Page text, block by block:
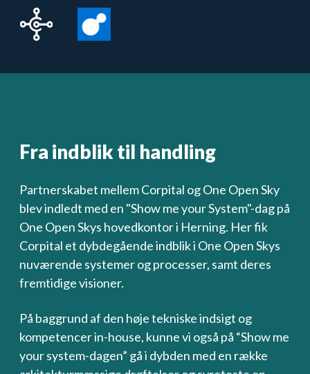
Fra indblik til handling
Partnerskabet mellem Corpital og One Open Sky
blev indledt med en "Show me your System"-dag på
One Open Skys hovedkontor i Herning. Her fik
Corpital et dybdegående indblik i One Open Skys
nuværende systemer og processer, samt deres
fremtidige visioner.
På baggrund af den høje tekniske indsigt og
kompetencer in-house, kunne vi også på “Show me
your system-dagen” gå i dybden med en række